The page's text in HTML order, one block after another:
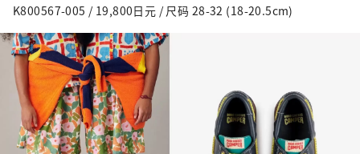
K800567-005 / 19,800日元 / 尺码 28-32 (18-20.5cm)